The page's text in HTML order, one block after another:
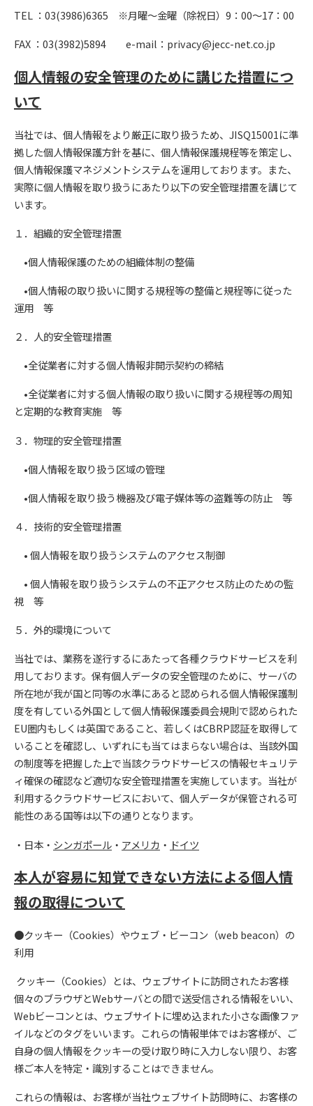
TEL ：03(3986)6365 ※月曜～金曜（除祝日）9：00～17：00
FAX ：03(3982)5894 e-mail：privacy@jecc-net.co.jp
個人情報の安全管理のために講じた措置につ
いて
当社では、個人情報をより厳正に取り扱うため、JISQ15001に準
拠した個人情報保護方針を基に、個人情報保護規程等を策定し、
個人情報保護マネジメントシステムを運用しております。また、
実際に個人情報を取り扱うにあたり以下の安全管理措置を講じて
います。
１．組織的安全管理措置
•個人情報保護のための組織体制の整備
•個人情報の取り扱いに関する規程等の整備と規程等に従った
運用 等
２．人的安全管理措置
•全従業者に対する個人情報非開示契約の締結
•全従業者に対する個人情報の取り扱いに関する規程等の周知
と定期的な教育実施 等
３．物理的安全管理措置
•個人情報を取り扱う区域の管理
•個人情報を取り扱う機器及び電子媒体等の盗難等の防止 等
４．技術的安全管理措置
• 個人情報を取り扱うシステムのアクセス制御
• 個人情報を取り扱うシステムの不正アクセス防止のための監
視 等
５．外的環境について
当社では、業務を遂行するにあたって各種クラウドサービスを利
用しております。保有個人データの安全管理のために、サーバの
所在地が我が国と同等の水準にあると認められる個人情報保護制
度を有している外国として個人情報保護委員会規則で認められた
EU圏内もしくは英国であること、若しくはCBRP認証を取得して
いることを確認し、いずれにも当てはまらない場合は、当該外国
の制度等を把握した上で当該クラウドサービスの情報セキュリテ
ィ確保の確認など適切な安全管理措置を実施しています。当社が
利用するクラウドサービスにおいて、個人データが保管される可
能性のある国等は以下の通りとなります。
・日本・ シンガポール ・ アメリカ ・ ドイツ
本人が容易に知覚できない方法による個人情
報の取得について
●クッキー（Cookies）やウェブ・ビーコン（web beacon）の
利用
クッキー（Cookies）とは、ウェブサイトに訪問されたお客様
個々のブラウザとWebサーバとの間で送受信される情報をいい、
Webビーコンとは、ウェブサイトに埋め込まれた小さな画像ファ
イルなどのタグをいいます。これらの情報単体ではお客様が、ご
自身の個人情報をクッキーの受け取り時に入力しない限り、お客
様ご本人を特定・識別することはできません。
これらの情報は、お客様が当社ウェブサイト訪問時に、お客様の